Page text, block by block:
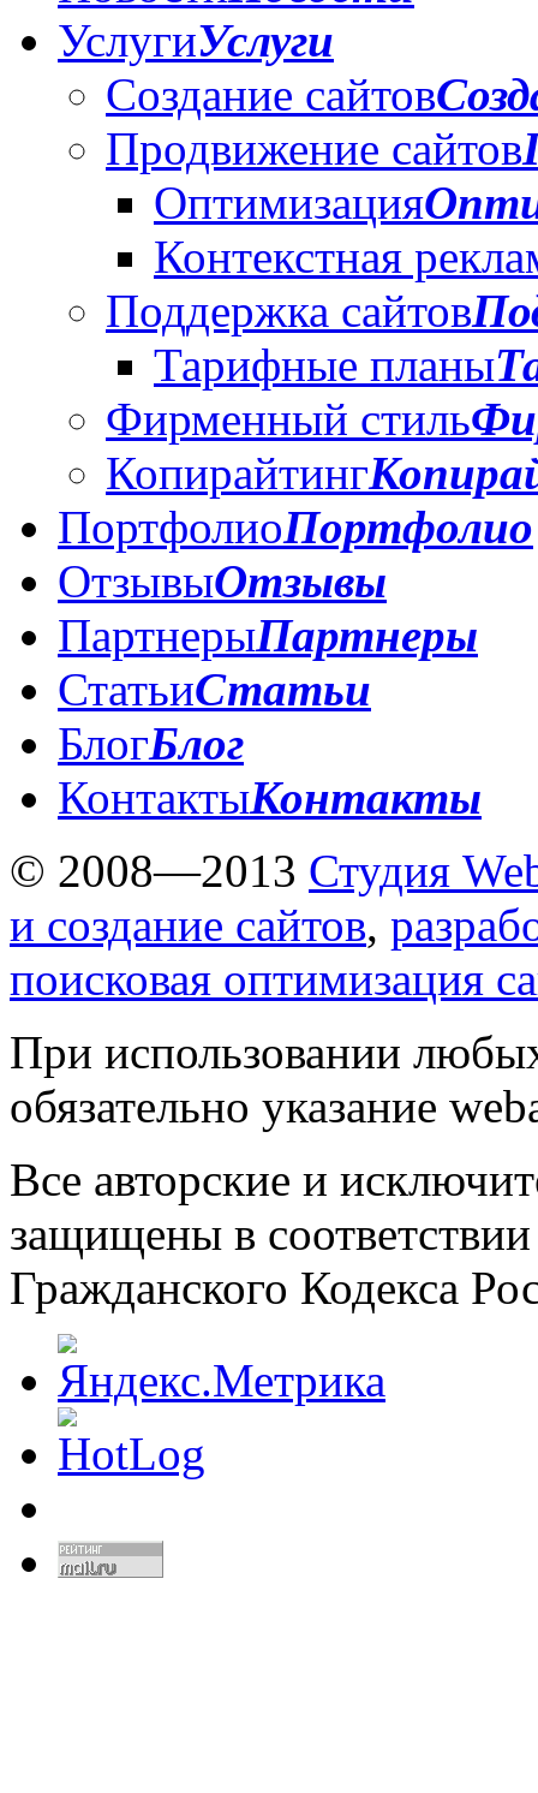
УслугиУслуги
Создание сайтов
Продвижение сайтов
Оптимизация
Контекстная
Поддержка сайтов
Тарифные планы
Фирменный стиль
Копирайтинг
ПортфолиоПортфолио
ОтзывыОтзывы
ПартнерыПартнеры
СтатьиСтатьи
БлогБлог
КонтактыКонтакты
© 2008—2013 Студия
и создание сайтов,
поисковая оптимизация
При использовании
обязательно указание
Все авторские и
защищены в
Гражданского Кодекса